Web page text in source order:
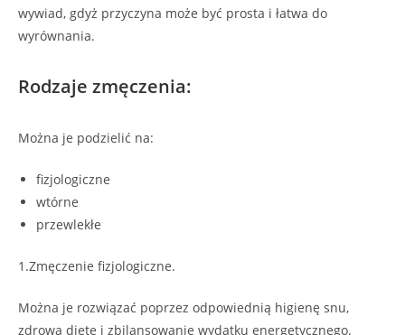
wywiad, gdyż przyczyna może być prosta i łatwa do
wyrównania.
Rodzaje zmęczenia:
Można je podzielić na:
fizjologiczne
wtórne
przewlekłe
1.Zmęczenie fizjologiczne.
Można je rozwiązać poprzez odpowiednią higienę snu,
zdrową dietę i zbilansowanie wydatku energetycznego.